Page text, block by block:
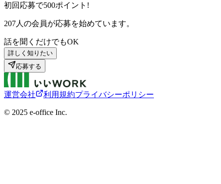
初回応募で500ポイント!
207人の会員が応募を始めています。
話を聞くだけでもOK
詳しく知りたい
応募する
運営会社 利用規約プライバシーポリシー
©︎ 2025 e-office Inc.